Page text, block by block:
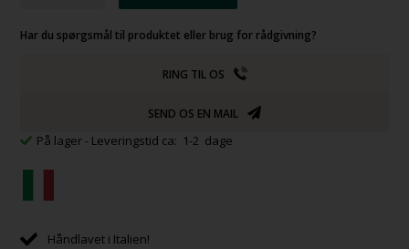
Har du spørgsmål til produktet eller brug for rådgivning?
RING TIL OS
SEND OS EN MAIL
På lager - Leveringstid ca: 1-2 dage
Håndlavet i Italien!